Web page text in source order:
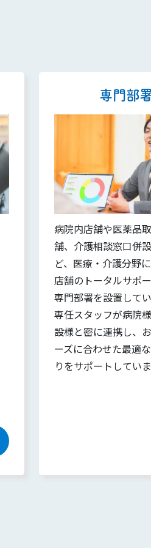
専門部
病院内店舗や医薬品
舗、介護相談窓口併
ど、医療・介護分野
店舗のトータルサポ
専門部署を設置してい
専任スタッフが病院
設様と密に連携し、
ーズに合わせた最適
りをサポートしていま